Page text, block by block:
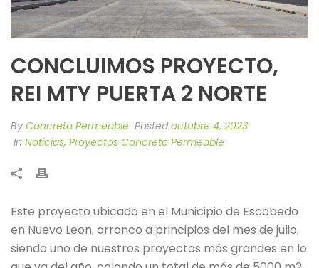
CONCLUIMOS PROYECTO,
REI MTY PUERTA 2 NORTE
By Concreto Permeable Postedoctubre 4, 2023
In Noticias, Proyectos Concreto Permeable
Este proyecto ubicado en el Municipio de Escobedo
en Nuevo Leon, arranco a principios del mes de julio,
siendo uno de nuestros proyectos más grandes en lo